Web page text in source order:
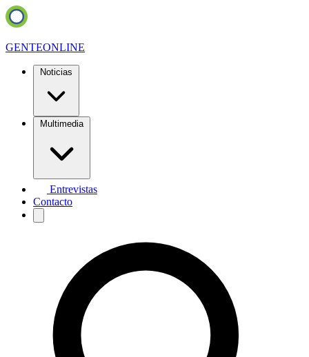
GENTEONLINE
Noticias
Multimedia
Entrevistas
Contacto